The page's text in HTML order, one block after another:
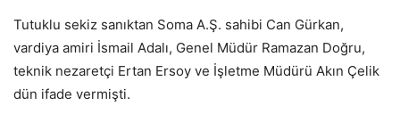
Tutuklu sekiz sanıktan Soma A.Ş. sahibi Can Gürkan,
vardiya amiri İsmail Adalı, Genel Müdür Ramazan Doğru,
teknik nezaretçi Ertan Ersoy ve İşletme Müdürü Akın Çelik
dün ifade vermişti.